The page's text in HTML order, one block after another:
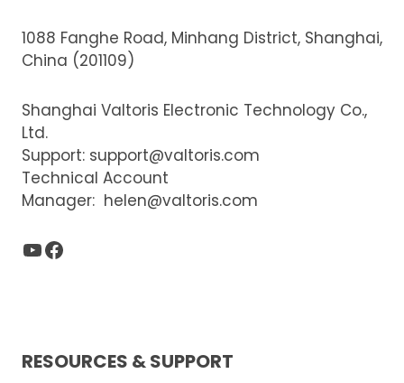
1088 Fanghe Road, Minhang District, Shanghai,
China (201109)
Shanghai Valtoris Electronic Technology Co.,
Ltd.
Support: support@valtoris.com
Technical Account
Manager: helen@valtoris.com
YouTube
Facebook
RESOURCES & SUPPORT